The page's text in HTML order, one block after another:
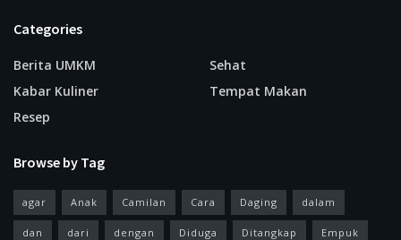
Categories
Berita UMKM
Kabar Kuliner
Resep
Sehat
Tempat Makan
Browse by Tag
agar Anak Camilan Cara Daging dalam
dan dari dengan Diduga Ditangkap Empuk